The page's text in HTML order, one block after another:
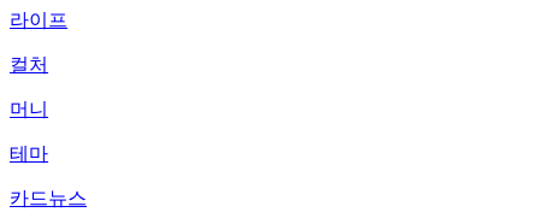
라이프
컬처
머니
테마
카드뉴스